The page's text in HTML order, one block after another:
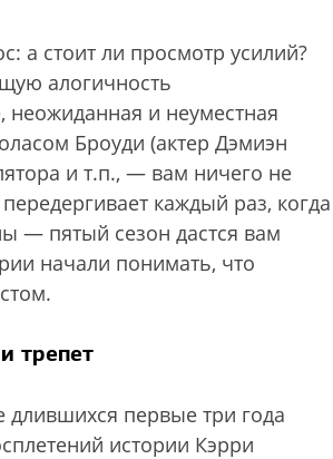
а стоит ли просмотр усилий?
алогичность
и неуместная
Броуди (актер Дэмиэн
и т.п., — вам ничего не
каждый раз, когда
— пятый сезон дастся вам
начали понимать, что
трепет
длившихся первые три года
истории Кэрри